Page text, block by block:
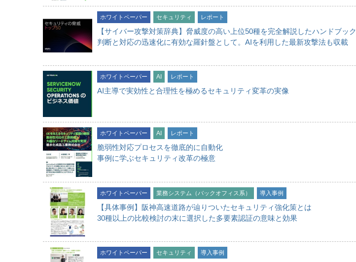
ホワイトペーパー セキュリティ レポート
【サイバー攻撃対策辞典】脅威度の高い上位50種を完全解説したハンドブック
判断と対応の迅速化に有効な羅針盤として。AIを利用した最新攻撃法も収載
ホワイトペーパー AI レポート
AI主導で実効性と合理性を極めるセキュリティ変革の実像
ホワイトペーパー AI レポート
脆弱性対応プロセスを徹底的に自動化
事例に学ぶセキュリティ改革の極意
ホワイトペーパー 業務システム（バックオフィス系） 導入事例
【具体事例】阪神高速道路が辿りついたセキュリティ強化策とは
30種以上の比較検討の末に選択した多要素認証の意味と効果
ホワイトペーパー セキュリティ 導入事例